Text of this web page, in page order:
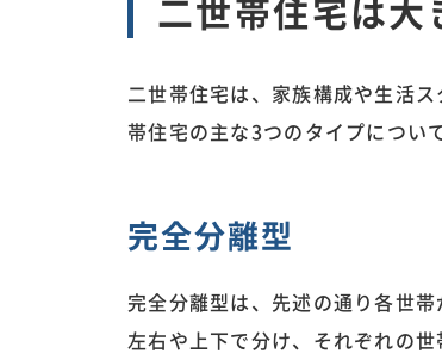
二世帯住宅は
二世帯住宅は、家族構成や生活
帯住宅の主な3つのタイプについ
完全分離型
完全分離型は、先述の通り各世
左右や上下で分け、それぞれの